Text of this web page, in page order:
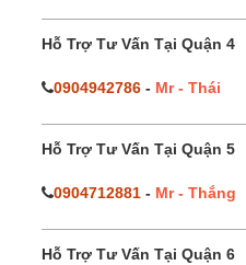
Hỗ Trợ Tư Vấn Tại Quận 4
0904942786 - Mr - Thái
Hỗ Trợ Tư Vấn Tại Quận 5
0904712881 - Mr - Thắng
Hỗ Trợ Tư Vấn Tại Quận 6